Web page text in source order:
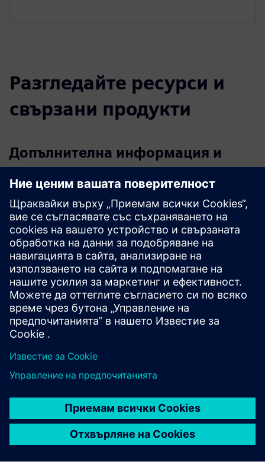
Разгледайте ресурси и
свързани продукти
Допълнителна информация и
ресурси
Флаер Active Tester активен тестер
Допълнителна информация
Предпоставки
JDK 8 или по-висока
Браузър Chrome
Селенови буркани (отворен код)
Буркани с краставици (отворен код)
Приложение CI CD (по избор)